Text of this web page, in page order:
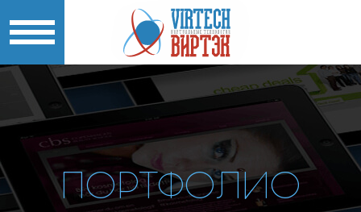
ПОРТФОЛИО